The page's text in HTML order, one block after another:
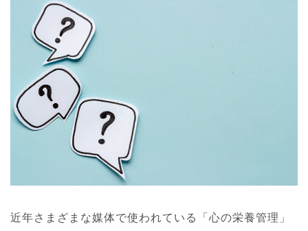
近年さまざまな媒体で使われている「心の栄養管理」